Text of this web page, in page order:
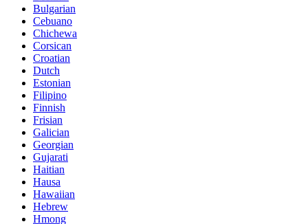
Bulgarian
Cebuano
Chichewa
Corsican
Croatian
Dutch
Estonian
Filipino
Finnish
Frisian
Galician
Georgian
Gujarati
Haitian
Hausa
Hawaiian
Hebrew
Hmong